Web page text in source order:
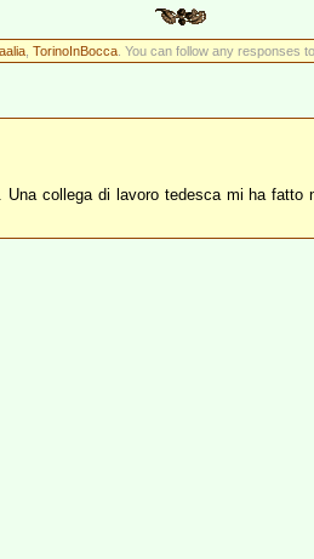
, TorinoInBocca. You can follow any responses
collega di lavoro tedesca mi ha fatto